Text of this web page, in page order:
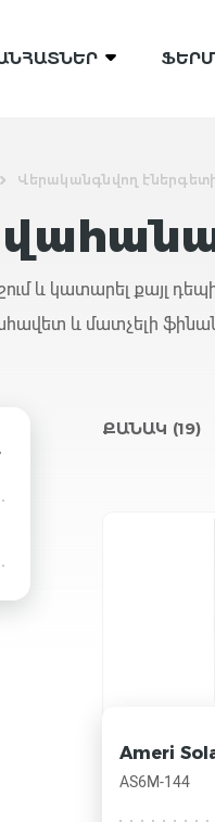
Վերականգնվող
և կատարել քայլ
և մատչելի
ՔԱՆԱԿ (19)
Ameri
AS6M-144